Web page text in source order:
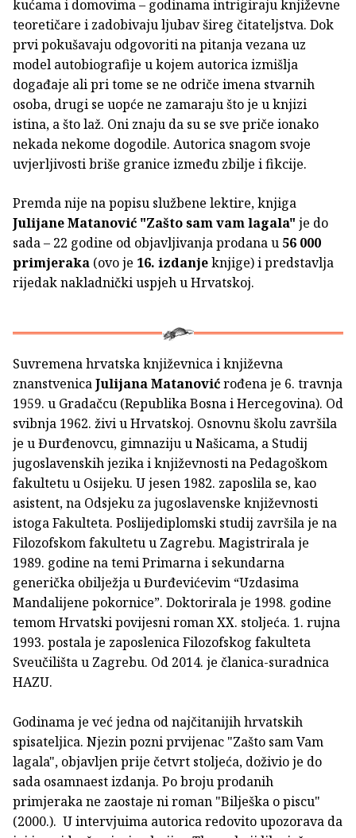
kućama i domovima – godinama intrigiraju književne
teoretičare i zadobivaju ljubav šireg čitateljstva. Dok
prvi pokušavaju odgovoriti na pitanja vezana uz
model autobiografije u kojem autorica izmišlja
događaje ali pri tome se ne odriče imena stvarnih
osoba, drugi se uopće ne zamaraju što je u knjizi
istina, a što laž. Oni znaju da su se sve priče ionako
nekada nekome dogodile. Autorica snagom svoje
uvjerljivosti briše granice između zbilje i fikcije.
Premda nije na popisu službene lektire, knjiga
Julijane Matanović "Zašto sam vam lagala" je do
sada – 22 godine od objavljivanja prodana u 56 000
primjeraka (ovo je 16. izdanjeknjige) i predstavlja
rijedak nakladnički uspjeh u Hrvatskoj.
Suvremena hrvatska književnica i književna
znanstvenicaJulijana Matanovićrođena je 6. travnja
1959. u Gradačcu (Republika Bosna i Hercegovina). Od
svibnja 1962. živi u Hrvatskoj. Osnovnu školu završila
je u Đurđenovcu, gimnaziju u Našicama, a Studij
jugoslavenskih jezika i književnosti na Pedagoškom
fakultetu u Osijeku. U jesen 1982. zaposlila se, kao
asistent, na Odsjeku za jugoslavenske književnosti
istoga Fakulteta. Poslijediplomski studij završila je na
Filozofskom fakultetu u Zagrebu. Magistrirala je
1989. godine na temi Primarna i sekundarna
generička obilježja u Đurđevićevim “Uzdasima
Mandalijene pokornice”. Doktorirala je 1998. godine
temom Hrvatski povijesni roman XX. stoljeća. 1. rujna
1993. postala je zaposlenica Filozofskog fakulteta
Sveučilišta u Zagrebu. Od 2014. je članica-suradnica
HAZU.
Godinama je već jedna od najčitanijih hrvatskih
spisateljica. Njezin pozni prvijenac "Zašto sam Vam
lagala", objavljen prije četvrt stoljeća, doživio je do
sada osamnaest izdanja. Po broju prodanih
primjeraka ne zaostaje ni roman "Bilješka o piscu"
(2000.). U intervjuima autorica redovito upozorava da